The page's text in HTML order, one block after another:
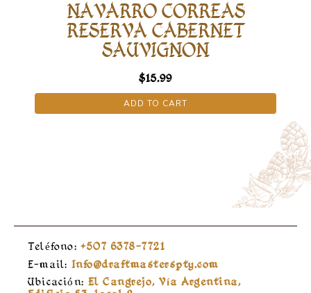
NAVARRO CORREAS
RESERVA CABERNET
SAUVIGNON
$15.99
ADD TO CART
Teléfono: +507 6378-7721
E-mail: Info@draftmasterspty.com
Ubicación: El Cangrejo, Vía Argentina,